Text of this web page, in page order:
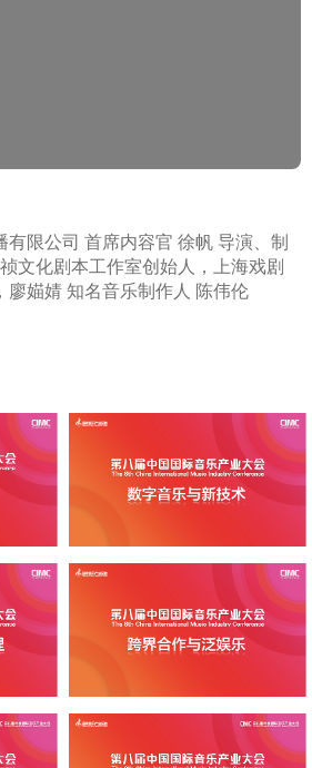
限公司 首席内容官 徐帆 导演、制
文化剧本工作室创始人，上海戏剧
廖媌婧 知名音乐制作人 陈伟伦